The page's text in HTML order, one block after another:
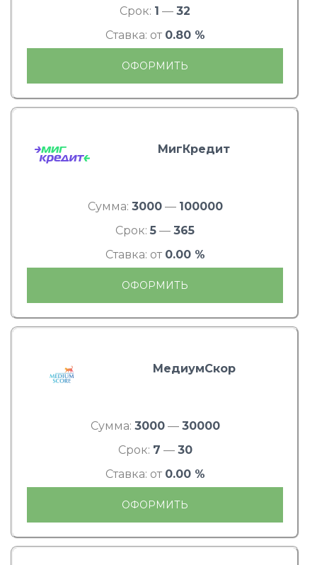
Срок: 1 — 32
Ставка: от 0.80 %
ОФОРМИТЬ
МигКредит
Сумма: 3000— 100000
Срок: 5 — 365
Ставка: от 0.00 %
ОФОРМИТЬ
МедиумСкор
Сумма: 3000— 30000
Срок: 7 — 30
Ставка: от 0.00 %
ОФОРМИТЬ